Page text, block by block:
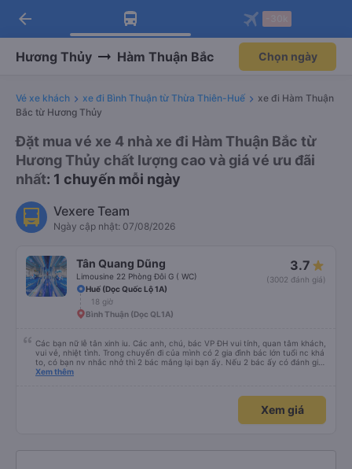
Tải app Vexere ngay!
Nhận ưu đãi thành viên độc
Mở app
Tải app Vexere
-30k/ghế khi đặt vé máy bay qua
Mở app
arrow_back
Hương Thủy Hàm Thuận Bắc Chọn ngày
Vé xe khách xe đi Bình Thuận từ Thừa Thiên-Huế
xe đi Hàm Thuận
Bắc từ Hương Thủy
Đặt mua vé xe 4 nhà xe đi Hàm Thuận Bắc từ
Hương Thủy chất lượng cao và giá vé ưu đãi
nhất: 1 chuyến mỗi ngày
Vexere Team
Ngày cập nhật: 07/08/2026
Tân Quang Dũng
Limousine 22 Phòng Đôi G ( WC)
3.7
(3002 đánh giá)
Huế (Dọc Quốc Lộ 1A)
18 giờ
Bình Thuận (Dọc QL1A)
Các bạn nữ lễ tân xinh iu. Các anh, chú, bác VP ĐH vui tính, quan tâm khách,
vui vẻ, nhiệt tình. Trong chuyến đi của mình có 2 gia đình bác lớn tuổi nc khá
to, có bạn nv nhắc nhở thì 2 bác mắng lại bạn ấy. Nếu 2 bác ấy có đánh giá
xấu thì mình ngược lại nha. Bạn ấy nhắc nhở rất đúng. 2 bác nói rất to. To
bạn ấy nha. Nếu bạn ấy bị trừ thì bảo bạn ấy liên hệ sđt của mình, mình hỗ
trợ ạ. Số mình đuôi 666, chuyến ĐH-NT ngày 16/1. À các bạn nữ lễ tân xinh
iu còn đổi cho mình phòng đơn sang đôi xong còn note là (một mình) yêu
Xem thêm
Xem giá